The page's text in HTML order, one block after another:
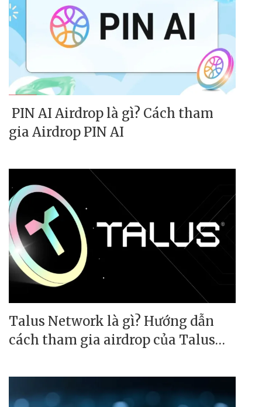
PIN AI Airdrop là gì? Cách tham
gia Airdrop PIN AI
Talus Network là gì? Hướng dẫn
cách tham gia airdrop của Talus